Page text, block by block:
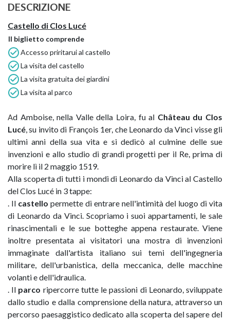
DESCRIZIONE
Castello di Clos Lucé
Il biglietto comprende
Accesso priritarui al castello
La visita del castello
La visita gratuita dei giardini
La visita al parco
Ad Amboise, nella Valle della Loira, fu al Château du Clos
Lucé, su invito di François 1er, che Leonardo da Vinci visse gli
ultimi anni della sua vita e si dedicò al culmine delle sue
invenzioni e allo studio di grandi progetti per il Re, prima di
morire lì il 2 maggio 1519.
Alla scoperta di tutti i mondi di Leonardo da Vinci al Castello
del Clos Lucé in 3 tappe:
. Il castello permette di entrare nell'intimità del luogo di vita
di Leonardo da Vinci. Scopriamo i suoi appartamenti, le sale
rinascimentali e le sue botteghe appena restaurate. Viene
inoltre presentata ai visitatori una mostra di invenzioni
immaginate dall'artista italiano sui temi dell'ingegneria
militare, dell'urbanistica, della meccanica, delle macchine
volanti e dell'idraulica.
. Il parco ripercorre tutte le passioni di Leonardo, sviluppate
dallo studio e dalla comprensione della natura, attraverso un
percorso paesaggistico dedicato alla scoperta del sapere del